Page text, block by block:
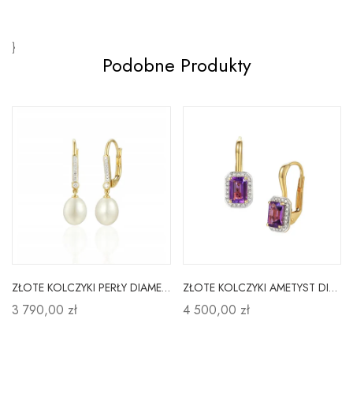
}
Podobne Produkty
ZŁOTE KOLCZYKI PERŁY DIAMENTY PATENTKA PRÓBA 585
3 790,00 zł
ZŁOTE KOLCZYKI AMETYST DIAMENTY PRÓBA 585 PATENTKA
4 500,00 zł